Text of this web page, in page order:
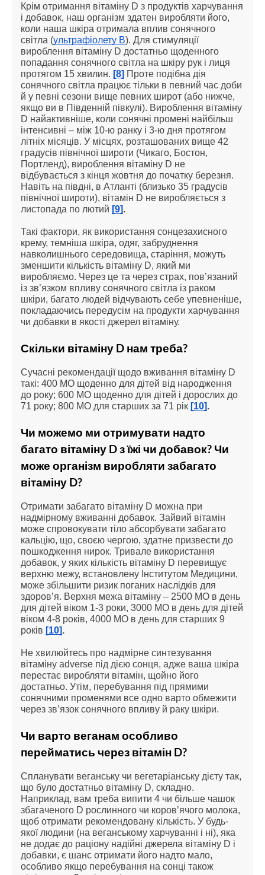
Крім отримання вітаміну D з продуктів харчування
і добавок, наш організм здатен виробляти його,
коли наша шкіра отримала вплив сонячного
світла (ультрафіолету В). Для стимуляції
вироблення вітаміну D достатньо щоденного
попадання сонячного світла на шкіру рук і лиця
протягом 15 хвилин. [8] Проте подібна дія
сонячного світла працює тільки в певний час доби
й у певні сезони вище певних широт (або нижче,
якщо ви в Південній півкулі). Вироблення вітаміну
D найактивніше, коли сонячні промені найбільш
інтенсивні – між 10-ю ранку і 3-ю дня протягом
літніх місяців. У місцях, розташованих вище 42
градусів північної широти (Чикаго, Бостон,
Портленд), вироблення вітаміну D не
відбувається з кінця жовтня до початку березня.
Навіть на півдні, в Атланті (близько 35 градусів
північної широти), вітамін D не виробляється з
листопада по лютий [9].
Такі фактори, як використання сонцезахисного
крему, темніша шкіра, одяг, забруднення
навколишнього середовища, старіння, можуть
зменшити кількість вітаміну D, який ми
виробляємо. Через це та через страх, пов’язаний
із зв’язком впливу сонячного світла із раком
шкіри, багато людей відчувають себе упевненіше,
покладаючись передусім на продукти харчування
чи добавки в якості джерел вітаміну.
Скільки вітаміну D нам треба?
Сучасні рекомендації щодо вживання вітаміну D
такі: 400 МО щоденно для дітей від народження
до року; 600 МО щоденно для дітей і дорослих до
71 року; 800 МО для старших за 71 рік [10].
Чи можемо ми отримувати надто
багато вітаміну D з їжі чи добавок? Чи
може організм виробляти забагато
вітаміну D?
Отримати забагато вітаміну D можна при
надмірному вживанні добавок. Зайвий вітамін
може спровокувати тіло абсорбувати забагато
кальцію, що, своєю чергою, здатне призвести до
пошкодження нирок. Тривале використання
добавок, у яких кількість вітаміну D перевищує
верхню межу, встановлену Інститутом Медицини,
може збільшити ризик поганих наслідків для
здоров’я. Верхня межа вітаміну – 2500 МО в день
для дітей віком 1-3 роки, 3000 МО в день для дітей
віком 4-8 років, 4000 МО в день для старших 9
років [10].
Не хвилюйтесь про надмірне синтезування
вітаміну adverse під дією сонця, адже ваша шкіра
перестає виробляти вітамін, щойно його
достатньо. Утім, перебування під прямими
сонячними променями все одно варто обмежити
через зв’язок сонячного впливу й раку шкіри.
Чи варто веганам особливо
перейматись через вітамін D?
Спланувати веганську чи вегетаріанську дієту так,
що було достатньо вітаміну D, складно.
Наприклад, вам треба випити 4 чи більше чашок
збагаченого D рослинного чи коров’ячого молока,
щоб отримати рекомендовану кількість. У будь-
якої людини (на веганському харчуванні і ні), яка
не додає до раціону надійні джерела вітаміну D і
добавки, є шанс отримати його надто мало,
особливо якщо перебування на сонці також